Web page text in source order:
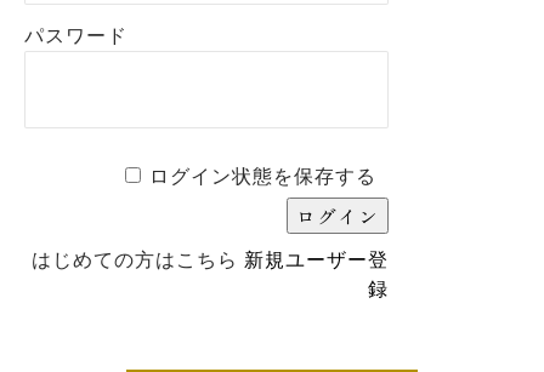
パスワード
ログイン状態を保存する
はじめての方はこちら 新規ユーザー登
録